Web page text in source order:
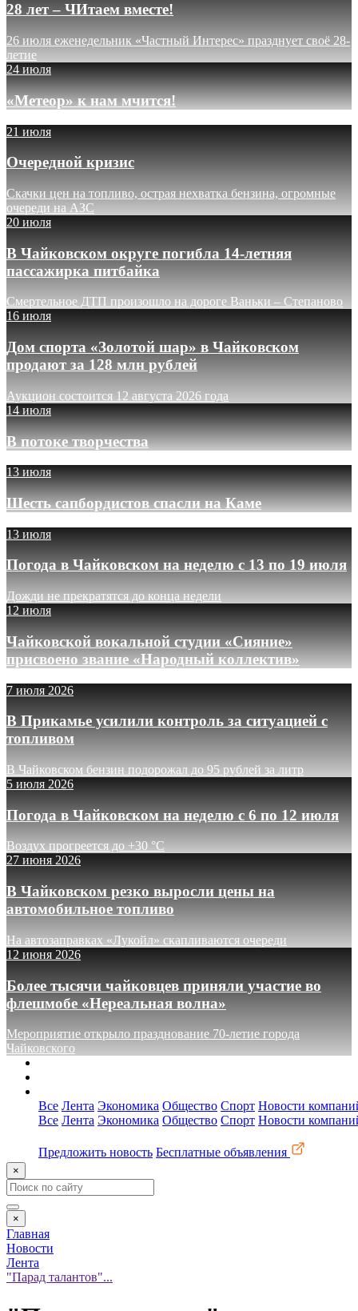
28 лет – ЧИтаем вместе!
26 июля еженедельник «Частный Интерес» празднует своё 28-
летие
24 июля
«Метеор» к нам мчится!
21 июля
Очередной кризис
Скачки цен на топливо, острая нехватка бензина, огромные
очереди на АЗС
20 июля
В Чайковском округе погибла 14-летняя
пассажирка питбайка
Смертельное ДТП произошло на дороге Ваньки – Степаново
16 июля
Дом спорта «Золотой шар» в Чайковском
продают за 128 млн рублей
Аукцион состоится 12 августа 2026 года
14 июля
В потоке творчества
13 июля
Шесть сапбордистов спасли на Каме
13 июля
Погода в Чайковском на неделю с 13 по 19 июля
Дожди не прекратятся до конца недели
12 июля
Чайковской вокальной студии «Сияние»
присвоено звание «Народный коллектив»
7 июля 2026
В Прикамье усилили контроль за ситуацией с
топливом
В Чайковском бензин подорожал до 95 рублей за литр
5 июля 2026
Погода в Чайковском на неделю с 6 по 12 июля
Воздух прогреется до +30 °C
27 июня 2026
В Чайковском резко выросли цены на
автомобильное топливо
На автозаправках «Лукойл» скапливаются очереди
12 июня 2026
Более тысячи чайковцев приняли участие во
флешмобе «Нереальная волна»
Мероприятие открыло празднование 70-летие города
Чайковского
Все Лента Экономика Общество Спорт Новости
Все Лента Экономика Общество Спорт Новости
Предложить новость Бесплатные объявления
×
×
Главная
Новости
Лента
"Парад талантов"...